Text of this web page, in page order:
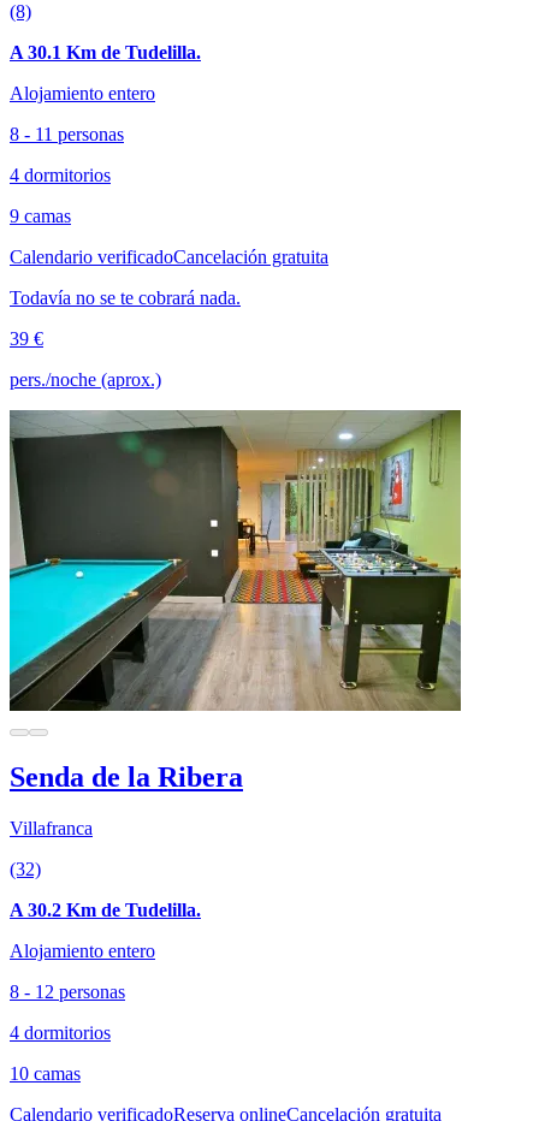
(8)
A 30.1 Km de Tudelilla.
Alojamiento entero
8 - 11 personas
4 dormitorios
9 camas
Calendario verificadoCancelación gratuita
Todavía no se te cobrará nada.
39 €
pers./noche (aprox.)
Senda de la Ribera
Villafranca
(32)
A 30.2 Km de Tudelilla.
Alojamiento entero
8 - 12 personas
4 dormitorios
10 camas
Calendario verificadoReserva onlineCancelación gratuita